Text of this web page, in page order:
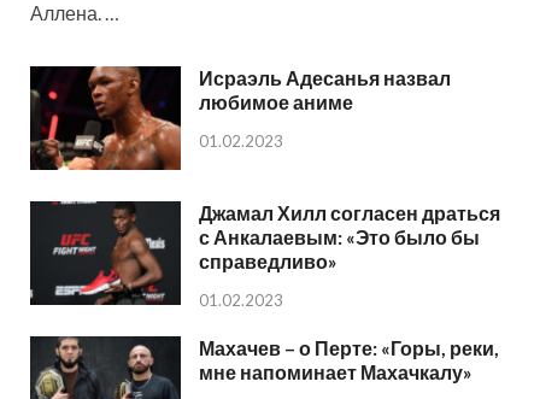
Аллена. …
Исраэль Адесанья назвал
любимое аниме
01.02.2023
Джамал Хилл согласен драться
с Анкалаевым: «Это было бы
справедливо»
01.02.2023
Махачев – о Перте: «Горы, реки,
мне напоминает Махачкалу»